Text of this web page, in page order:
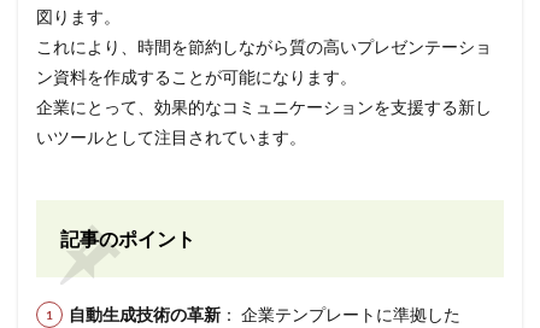
図ります。
これにより、時間を節約しながら質の高いプレゼンテーショ
ン資料を作成することが可能になります。
企業にとって、効果的なコミュニケーションを支援する新し
いツールとして注目されています。
記事のポイント
自動生成技術の革新 ： 企業テンプレートに準拠した